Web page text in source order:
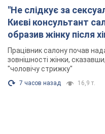
"Не слідкує за
Києві консультант
образив жінку після
розгорівся скандал.
Працівник салону почав
зовнішності жінки,
"чоловічу стрижку"
7 часов назад 16,9 т.